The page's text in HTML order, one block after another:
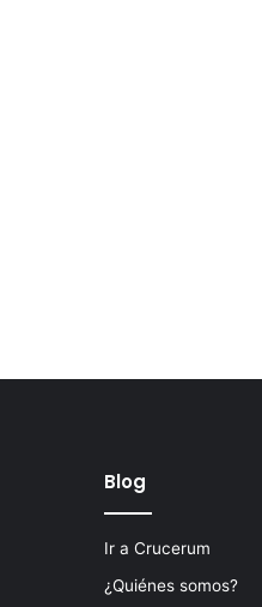
Blog
Ir a Crucerum
¿Quiénes somos?